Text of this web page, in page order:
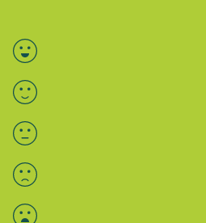
Bewertung auswählen